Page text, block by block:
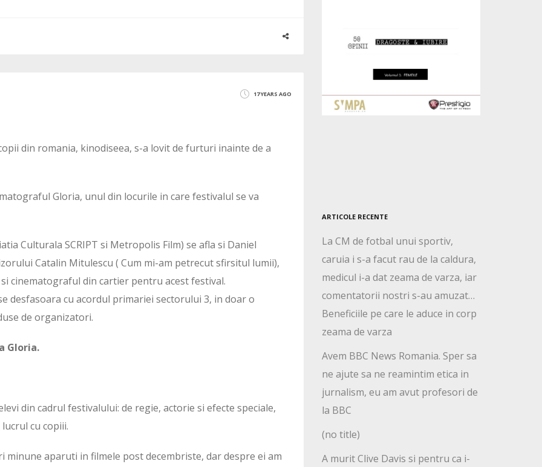
17 YEARS AGO
din romania, kinodiseea, s-a lovit de furturi inainte de a
Gloria, unul din locurile in care festivalul se va
Culturala SCRIPT si Metropolis Film) se afla si Daniel
Catalin Mitulescu ( Cum mi-am petrecut sfirsitul lumii),
cinematograful din cartier pentru acest festival.
desfasoara cu acordul primariei sectorului 3, in doar o
de organizatori.
Gloria.
din cadrul festivalului: de regie, actorie si efecte speciale,
cu copiii.
aparuti in filmele post decembriste, dar despre ei am
ARTICOLE RECENTE
La CM de fotbal unui sportiv,
caruia i s-a facut rau de la caldura,
medicul i-a dat zeama de varza, iar
comentatorii nostri s-au amuzat…
Beneficiile pe care le aduce in corp
zeama de varza
Avem BBC News Romania. Sper sa
ne ajute sa ne reamintim etica in
jurnalism, eu am avut profesori de
la BBC
(no title)
A murit Clive Davis si pentru ca i-